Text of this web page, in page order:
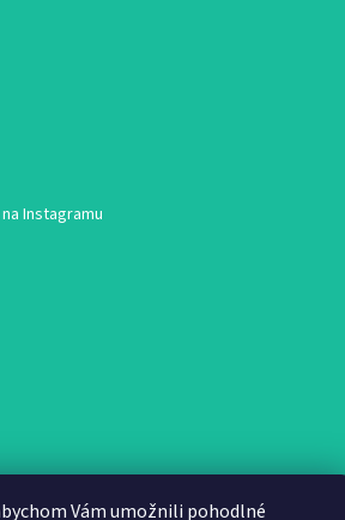
Vám umožnili pohodlné
Instagramu